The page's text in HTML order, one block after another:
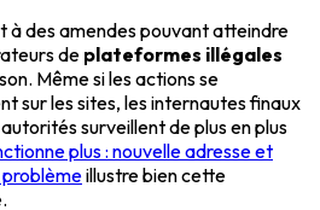
à des amendes pouvant atteindre
de plateformes illégales
Même si les actions se
sur les sites, les internautes finaux
surveillent de plus en plus
plus : nouvelle adresse et
illustre bien cette